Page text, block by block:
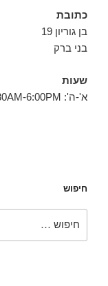
כתובת
בן גוריון 19
בני ברק
שעות
א'-ה': 8:30AM-6:00PM
חיפוש